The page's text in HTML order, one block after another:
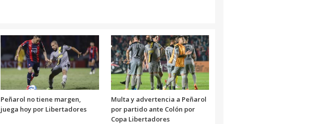
Peñarol no tiene margen,
juega hoy por Libertadores
Multa y advertencia a Peñarol
por partido ante Colón por
Copa Libertadores